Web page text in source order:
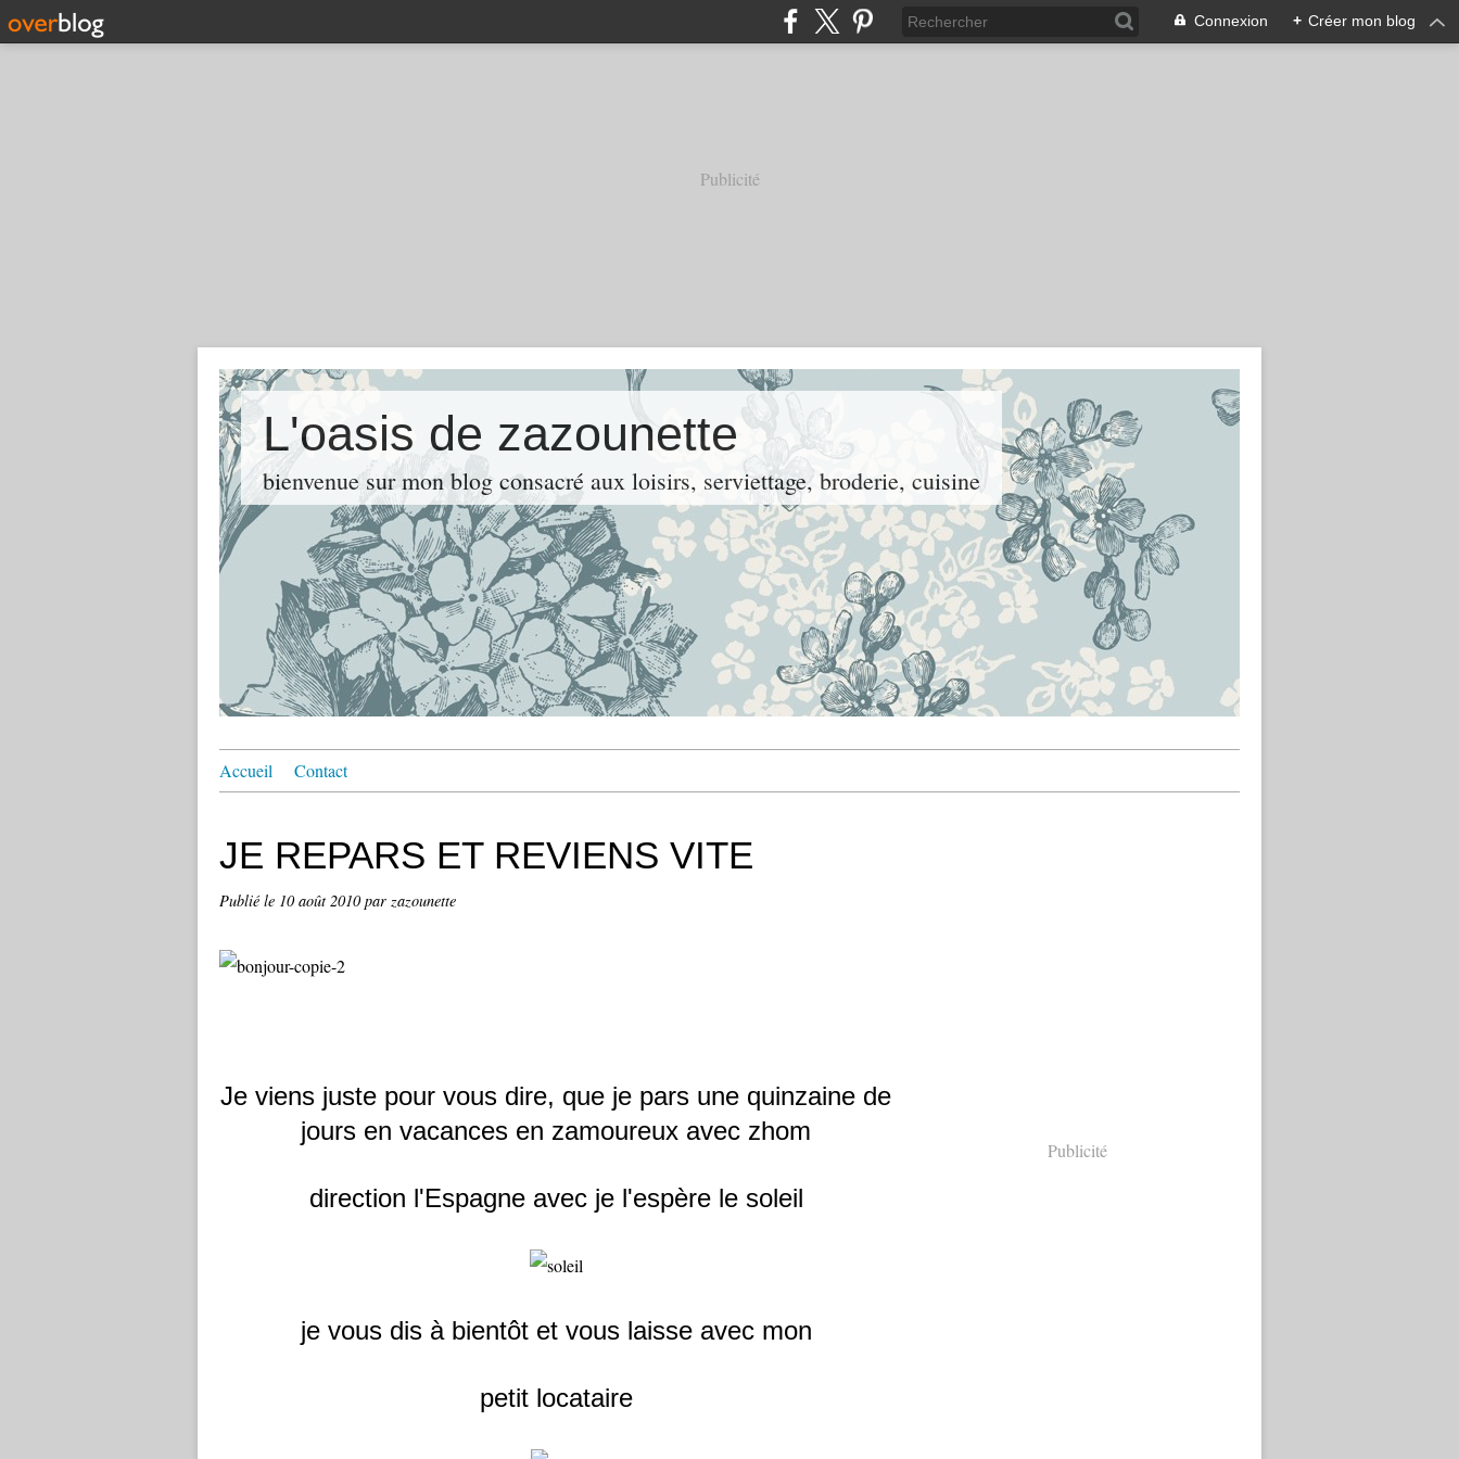
Connexion + Créer mon blog
Publicité
L'oasis de zazounette
bienvenue sur mon blog consacré aux loisirs, serviettage, broderie, cuisine
Accueil Contact
JE REPARS ET REVIENS VITE
Publié le 10 août 2010par zazounette
Je viens juste pour vous dire, que je pars une quinzaine de
jours en vacances en zamoureux avec zhom
direction l'Espagne avec je l'espère le soleil
je vous dis à bientôt et vous laisse avec mon
petit locataire
Publicité